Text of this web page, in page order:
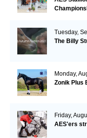
Tuesday,
The Billy
Monday,
Zonik Plus
Friday,
AES'ers